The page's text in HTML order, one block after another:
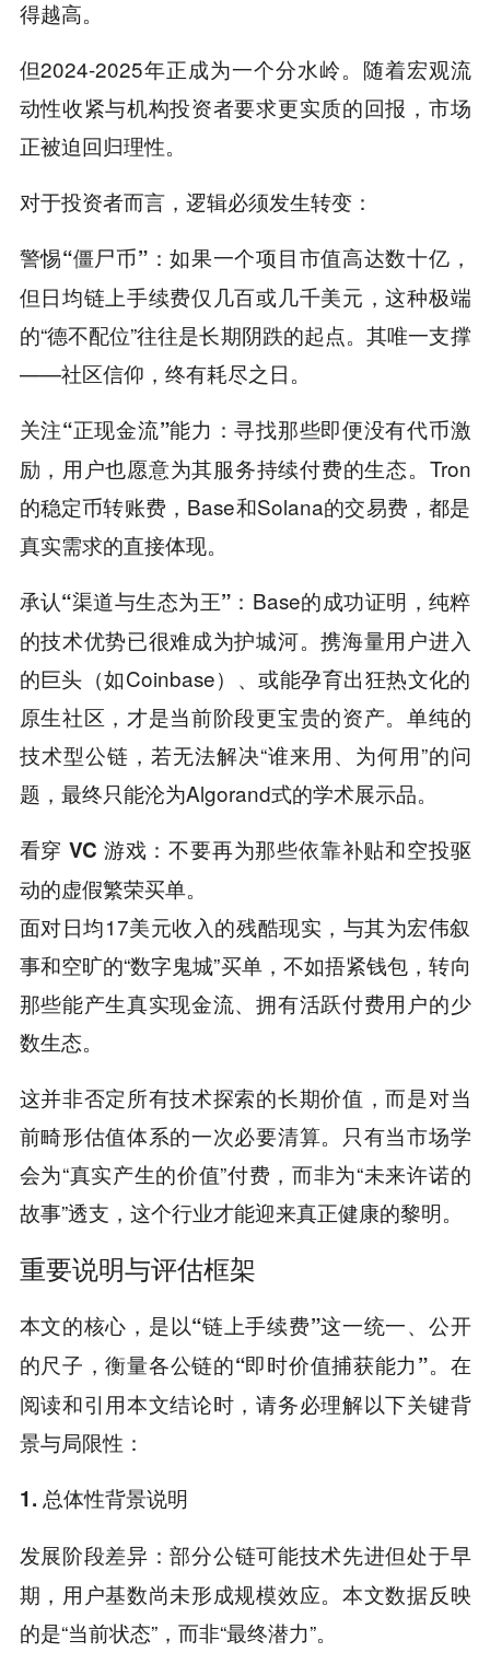
得越高。
但2024-2025年正成为一个分水岭。随着宏观流
动性收紧与机构投资者要求更实质的回报，市场
正被迫回归理性。
对于投资者而言，逻辑必须发生转变：
警惕“僵尸币”：如果一个项目市值高达数十亿，
但日均链上手续费仅几百或几千美元，这种极端
的“德不配位”往往是长期阴跌的起点。其唯一支撑
——社区信仰，终有耗尽之日。
关注“正现金流”能力 ：寻找那些即便没有代币激
励，用户也愿意为其服务持续付费的生态。Tron
的稳定币转账费，Base和Solana的交易费，都是
真实需求的直接体现。
承认“渠道与生态为王” ：Base的成功证明，纯粹
的技术优势已很难成为护城河。携海量用户进入
的巨头（如Coinbase）、或能孕育出狂热文化的
原生社区，才是当前阶段更宝贵的资产。单纯的
技术型公链，若无法解决“谁来用、为何用”的问
题，最终只能沦为Algorand式的学术展示品。
看穿 VC 游戏 ：不要再为那些依靠补贴和空投驱
动的虚假繁荣买单。
面对日均17美元收入的残酷现实，与其为宏伟叙
事和空旷的“数字鬼城”买单，不如捂紧钱包，转向
那些能产生真实现金流、拥有活跃付费用户的少
数生态。
这并非否定所有技术探索的长期价值，而是对当
前畸形估值体系的一次必要清算。只有当市场学
会为“真实产生的价值”付费，而非为“未来许诺的
故事”透支，这个行业才能迎来真正健康的黎明。
重要说明与评估框架
本文的核心，是以“链上手续费”这一统一、公开
的尺子，衡量各公链的“即时价值捕获能力”。在
阅读和引用本文结论时，请务必理解以下关键背
景与局限性：
1. 总体性背景说明
发展阶段差异 ：部分公链可能技术先进但处于早
期，用户基数尚未形成规模效应。本文数据反映
的是“当前状态”，而非“最终潜力”。